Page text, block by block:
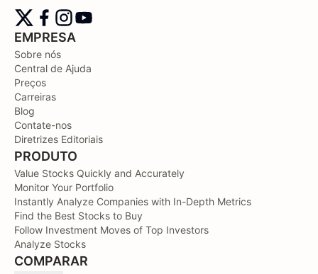
EMPRESA
Sobre nós
Central de Ajuda
Preços
Carreiras
Blog
Contate-nos
Diretrizes Editoriais
PRODUTO
Value Stocks Quickly and Accurately
Monitor Your Portfolio
Instantly Analyze Companies with In-Depth Metrics
Find the Best Stocks to Buy
Follow Investment Moves of Top Investors
Analyze Stocks
COMPARAR